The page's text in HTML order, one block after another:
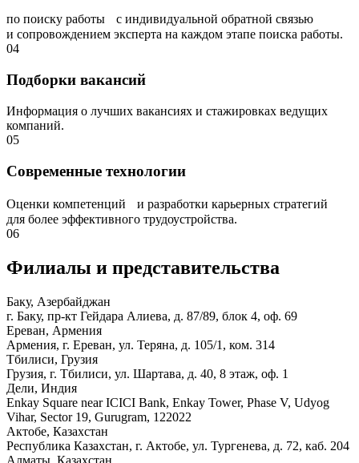
по поиску работы с индивидуальной обратной связью
и сопровождением эксперта на каждом этапе поиска работы.
04
Подборки вакансий
Информация о лучших вакансиях и стажировках ведущих
компаний.
05
Современные технологии
Оценки компетенций и разработки карьерных стратегий
для более эффективного трудоустройства.
06
Филиалы и представи­тельства
Баку, Азербайджан
г. Баку, пр-кт Гейдара Алиева, д. 87/89, блок 4, оф. 69
Ереван, Армения
Армения, г. Ереван, ул. Теряна, д. 105/1, ком. 314
Тбилиси, Грузия
Грузия, г. Тбилиси, ул. Шартава, д. 40, 8 этаж, оф. 1
Дели, Индия
Enkay Square near ICICI Bank, Enkay Tower, Phase V, Udyog
Vihar, Sector 19, Gurugram, 122022
Актобе, Казахстан
Республика Казахстан, г. Актобе, ул. Тургенева, д. 72, каб. 204
Алматы, Казахстан